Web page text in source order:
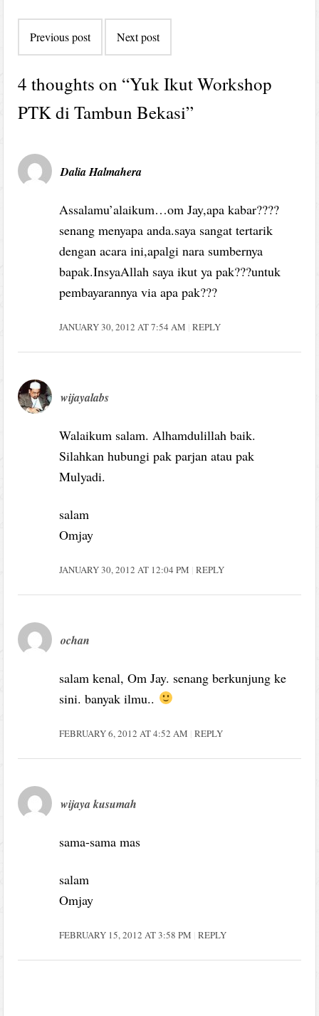
navigation
Previous post Next post
4 thoughts on “Yuk Ikut Workshop
PTK di Tambun Bekasi”
Dalia Halmahera
Assalamu’alaikum…om Jay,apa kabar????
senang menyapa anda.saya sangat tertarik
dengan acara ini,apalgi nara sumbernya
bapak.InsyaAllah saya ikut ya pak???untuk
pembayarannya via apa pak???
JANUARY 30, 2012 AT 7:54 AM REPLY
wijayalabs
Walaikum salam. Alhamdulillah baik.
Silahkan hubungi pak parjan atau pak
Mulyadi.
salam
Omjay
JANUARY 30, 2012 AT 12:04 PM REPLY
ochan
salam kenal, Om Jay. senang berkunjung ke
sini. banyak ilmu..
FEBRUARY 6, 2012 AT 4:52 AM REPLY
wijaya kusumah
sama-sama mas
salam
Omjay
FEBRUARY 15, 2012 AT 3:58 PM REPLY